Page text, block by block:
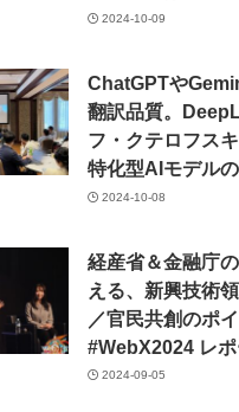
2024-10-09
ChatGPTや
翻訳品質。
フ・クテロフス
特化型AIモデル
2024-10-08
経産省＆金融庁
える、新興技術
／官民共創のポ
#WebX2024 レ
2024-09-05